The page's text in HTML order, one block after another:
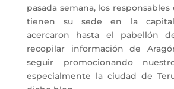
pasada semana, los responsables
tienen su sede en la capital
acercaron hasta el pabellón
recopilar información de
seguir promocionando
especialmente la ciudad de